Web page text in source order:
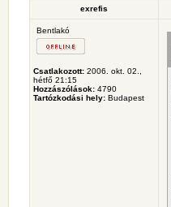
exrefis
Bentlakó
Csatlakozott: 2006. okt. 02.,
hétfő 21:15
Hozzászólások: 4790
Tartózkodási hely: Budapest